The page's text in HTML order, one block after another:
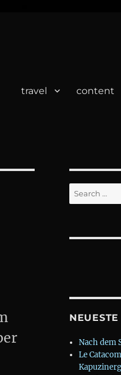
travel content
Search
for:
Nach dem
Le